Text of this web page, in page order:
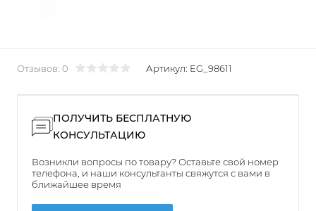
Отзывов: 0 Артикул: EG_98611
ПОЛУЧИТЬ БЕСПЛАТНУЮ
КОНСУЛЬТАЦИЮ
Возникли вопросы по товару? Оставьте свой номер
телефона, и наши консультанты свяжутся с вами в
ближайшее время